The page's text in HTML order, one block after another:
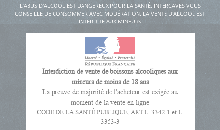
L’ABUS D'ALCOOL EST DANGEREUX POUR LA SANTÉ. INTERCAVES VOUS
CONSEILLE DE CONSOMMER AVEC MODÉRATION. LA VENTE D'ALCOOL EST
INTERDITE AUX MINEURS
Interdiction de vente de boissons alcooliques aux
mineurs de moins de 18 ans
La preuve de majorité de l'acheteur est exigée au
moment de la vente en ligne
CODE DE LA SANTÉ PUBLIQUE, ART L. 3342-1 et L.
3353-3